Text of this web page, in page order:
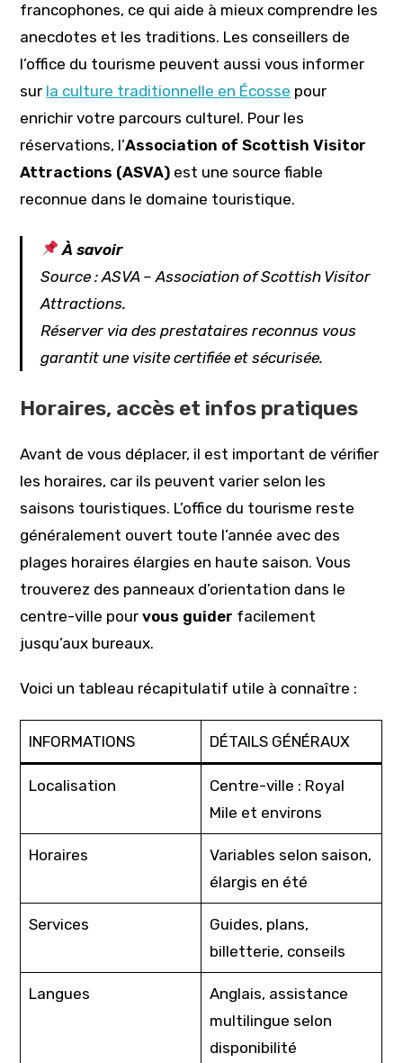
francophones, ce qui aide à mieux comprendre les
anecdotes et les traditions. Les conseillers de
l’office du tourisme peuvent aussi vous informer
sur la culture traditionnelle en Écosse pour
enrichir votre parcours culturel. Pour les
réservations, l’Association of Scottish Visitor
Attractions (ASVA) est une source fiable
reconnue dans le domaine touristique.
À savoir
Source : ASVA – Association of Scottish Visitor
Attractions.
Réserver via des prestataires reconnus vous
garantit une visite certifiée et sécurisée.
Horaires, accès et infos pratiques
Avant de vous déplacer, il est important de vérifier
les horaires, car ils peuvent varier selon les
saisons touristiques. L’office du tourisme reste
généralement ouvert toute l’année avec des
plages horaires élargies en haute saison. Vous
trouverez des panneaux d’orientation dans le
centre-ville pourvous guider facilement
jusqu’aux bureaux.
Voici un tableau récapitulatif utile à connaître :
INFORMATIONS DÉTAILS GÉNÉRAUX
Localisation
Centre-ville : Royal
Mile et environs
Horaires
Variables selon saison,
élargis en été
Services
Guides, plans,
billetterie, conseils
Langues
Anglais, assistance
multilingue selon
disponibilité